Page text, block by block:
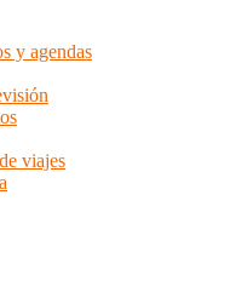
y agendas
viajes